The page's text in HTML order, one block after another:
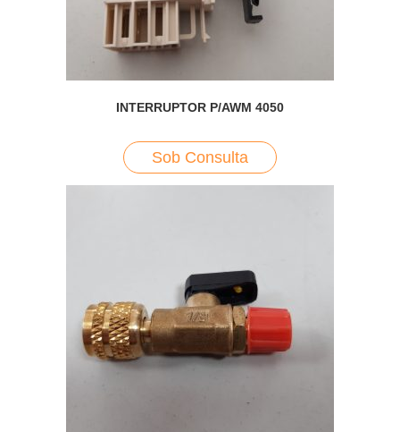
INTERRUPTOR P/AWM 4050
Sob Consulta